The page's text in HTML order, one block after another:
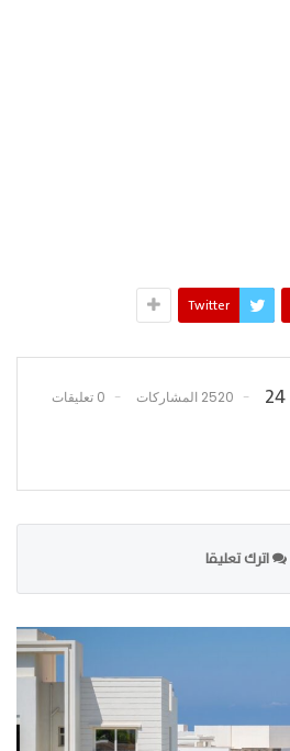
Twitter
2520 المشاركات 0 تعليقات
اترك تعليقا